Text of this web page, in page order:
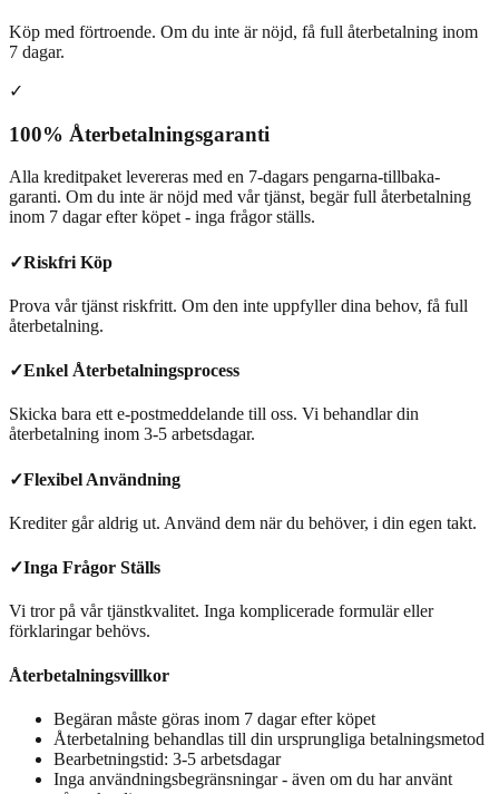
Köp med förtroende. Om du inte är nöjd, få full återbetalning inom
7 dagar.
✓
100% Återbetalningsgaranti
Alla kreditpaket levereras med en 7-dagars pengarna-tillbaka-
garanti. Om du inte är nöjd med vår tjänst, begär full återbetalning
inom 7 dagar efter köpet - inga frågor ställs.
✓Riskfri Köp
Prova vår tjänst riskfritt. Om den inte uppfyller dina behov, få full
återbetalning.
✓Enkel Återbetalningsprocess
Skicka bara ett e-postmeddelande till oss. Vi behandlar din
återbetalning inom 3-5 arbetsdagar.
✓Flexibel Användning
Krediter går aldrig ut. Använd dem när du behöver, i din egen takt.
✓Inga Frågor Ställs
Vi tror på vår tjänstkvalitet. Inga komplicerade formulär eller
förklaringar behövs.
Återbetalningsvillkor
Begäran måste göras inom 7 dagar efter köpet
Återbetalning behandlas till din ursprungliga betalningsmetod
Bearbetningstid: 3-5 arbetsdagar
Inga användningsbegränsningar - även om du har använt